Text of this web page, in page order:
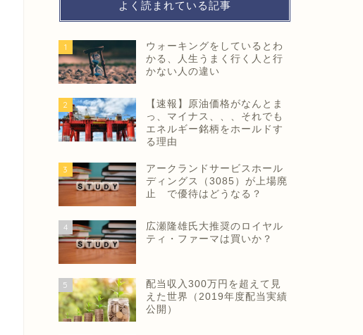
よく読まれている記事
1
ウォーキングをしているとわ
かる、人生うまく行く人と行
かない人の違い
2
【速報】原油価格がなんとま
っ、マイナス、、、それでも
エネルギー銘柄をホールドす
る理由
3
アークランドサービスホール
ディングス（3085）が上場廃
止 で優待はどうなる？
4
広瀬隆雄氏大推奨のロイヤル
ティ・ファーマは買いか？
5
配当収入300万円を超えて見
えた世界（2019年度配当実績
公開）